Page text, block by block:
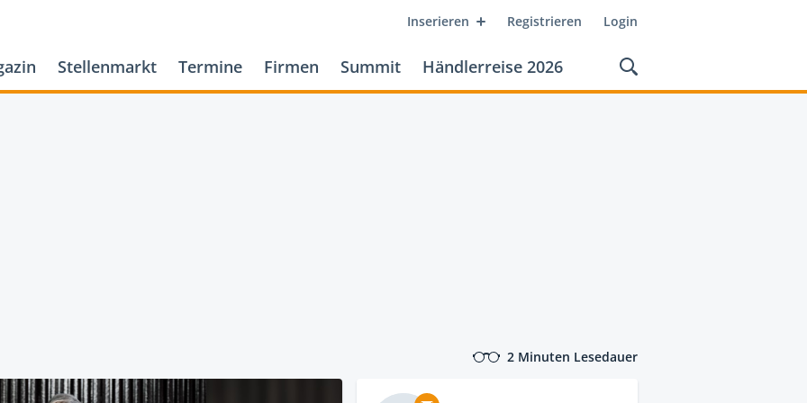
Inserieren Registrieren Login
Stellenmarkt Termine Firmen Summit Händlerreise 2026
2 Minuten Lesedauer